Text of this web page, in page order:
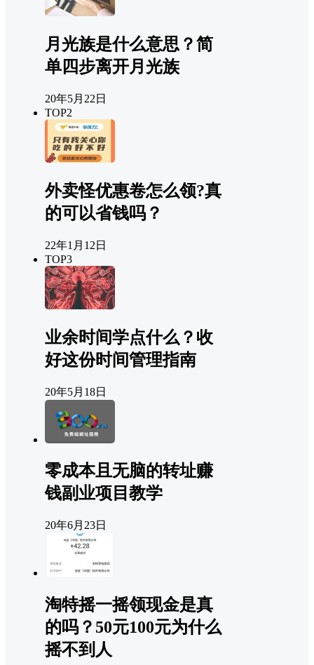
月光族是什么意思？简
单四步离开月光族
20年5月22日
TOP2
外卖怪优惠卷怎么领?真
的可以省钱吗？
22年1月12日
TOP3
业余时间学点什么？收
好这份时间管理指南
20年5月18日
零成本且无脑的转址赚
钱副业项目教学
20年6月23日
淘特摇一摇领现金是真
的吗？50元100元为什么
摇不到人